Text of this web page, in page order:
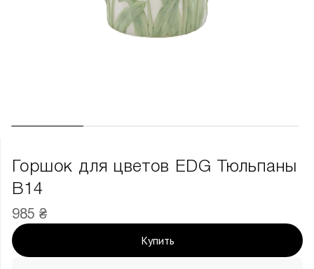
Горшок для цветов EDG Тюльпаны
В14
985 ₴
Купить